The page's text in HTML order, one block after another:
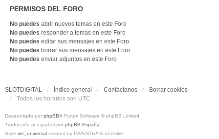
PERMISOS DEL FORO
No puedes abrir nuevos temas en este Foro
No puedes responder a temas en este Foro
No puedes editar sus mensajes en este Foro
No puedes borrar sus mensajes en este Foro
No puedes enviar adjuntos en este Foro
SLOTDIGITAL Índice general Contáctanos
Borrar cookies
Todos los horarios son UTC
Desarrollado por phpBB® Forum Software © phpBB Limited
Traducción al español por phpBB España
Style we_universal created by INVENTEA & v12mike